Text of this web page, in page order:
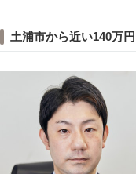
土浦市から近い140万